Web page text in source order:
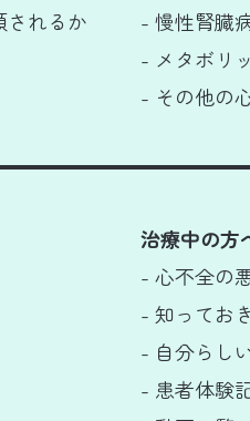
れるか
- 慢性腎臓
- メタボリ
- その他の
治療中の方
- 心不全の
- 知ってお
- 自分らし
- 患者体験